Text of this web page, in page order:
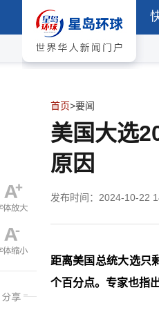
首页>要闻
美国大选
原因
发布时间：2024-10-22
距离美国总统大选只
个百分点。专家也指